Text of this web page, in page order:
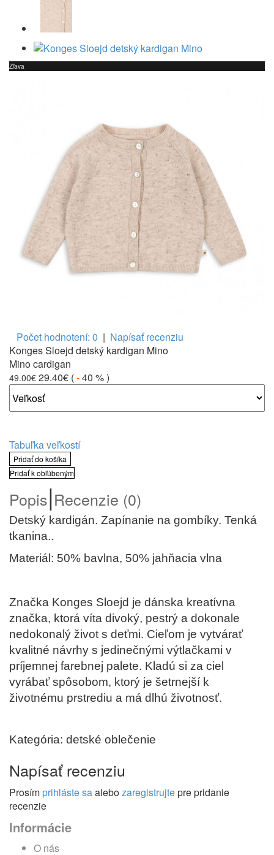
Zľava
Počet hodnotení: 0 | Napísať recenziu
Konges Sloejd detský kardigan Mino
Mino cardigan
49.00€ 29.40€ (-40 %)
Tabuľka veľkostí
Pridať do košíka
Pridať k obľúbeným
Popis|Recenzie (0)
Detský kardigán. Zapínanie na gombíky. Tenká
tkanina..
Materiál: 50% bavlna, 50% jahňacia vlna
Značka Konges Sloejd je dánska kreatívna
značka, ktorá víta divoký, pestrý a dokonale
nedokonalý život s deťmi. Cieľom je vytvárať
kvalitné návrhy s jedinečnými výtlačkami v
príjemnej farebnej palete. Kladú si za ciel
vyrábať spôsobom, ktorý je šetrnejší k
životnému prstrediu a má dlhú životnosť.
Kategória: detské oblečenie
Napísať recenziu
Prosím prihláste saalebozaregistrujtepre pridanie
recenzie
Informácie
O nás